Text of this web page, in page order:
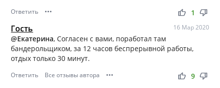
Ответить ••• thumb_up thumb_down
1
Гость 16 Мар 2020
@Екатерина, Согласен с вами, поработал там
бандерольщиком, за 12 часов беспрерывной работы,
отдых только 30 минут.
Ответить Все отзывы автора ••• thumb_up thumb_down
9